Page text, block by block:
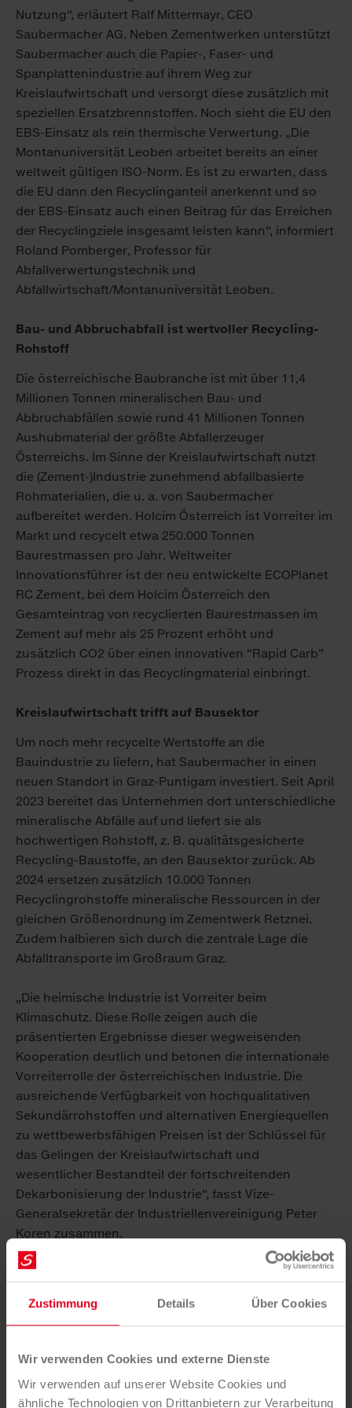
Zustimmung Details Über Cookies
Wir verwenden Cookies und externe Dienste
Wir verwenden auf unserer Website Cookies und
ähnliche Technologien von Drittanbietern zur Verarbeitung
Nutzung“, erläutert Ralf Mittermayr, CEO
Saubermacher AG. Neben Zementwerken unterstützt
Saubermacher auch die Papier-, Faser- und
Spanplattenindustrie auf ihrem Weg zur
Kreislaufwirtschaft und versorgt diese zusätzlich mit
speziellen Ersatzbrennstoffen. Noch sieht die EU den
EBS-Einsatz als rein thermische Verwertung. „Die
Montanuniversität Leoben arbeitet bereits an einer
weltweit gültigen ISO-Norm. Es ist zu erwarten, dass
die EU dann den Recyclinganteil anerkennt und so
der EBS-Einsatz auch einen Beitrag für das Erreichen
der Recyclingziele insgesamt leisten kann“, informiert
Roland Pomberger, Professor für
Abfallverwertungstechnik und
Abfallwirtschaft/Montanuniversität Leoben.
Bau- und Abbruchabfall ist wertvoller Recycling-
Rohstoff
Die österreichische Baubranche ist mit über 11,4
Millionen Tonnen mineralischen Bau- und
Abbruchabfällen sowie rund 41 Millionen Tonnen
Aushubmaterial der größte Abfallerzeuger
Österreichs. Im Sinne der Kreislaufwirtschaft nutzt
die (Zement-)Industrie zunehmend abfallbasierte
Rohmaterialien, die u. a. von Saubermacher
aufbereitet werden. Holcim Österreich ist Vorreiter im
Markt und recycelt etwa 250.000 Tonnen
Baurestmassen pro Jahr. Weltweiter
Innovationsführer ist der neu entwickelte ECOPlanet
RC Zement, bei dem Holcim Österreich den
Gesamteintrag von recyclierten Baurestmassen im
Zement auf mehr als 25 Prozent erhöht und
zusätzlich CO2 über einen innovativen “Rapid Carb”
Prozess direkt in das Recyclingmaterial einbringt.
Kreislaufwirtschaft trifft auf Bausektor
Um noch mehr recycelte Wertstoffe an die
Bauindustrie zu liefern, hat Saubermacher in einen
neuen Standort in Graz-Puntigam investiert. Seit April
2023 bereitet das Unternehmen dort unterschiedliche
mineralische Abfälle auf und liefert sie als
hochwertigen Rohstoff, z. B. qualitätsgesicherte
Recycling-Baustoffe, an den Bausektor zurück. Ab
2024 ersetzen zusätzlich 10.000 Tonnen
Recyclingrohstoffe mineralische Ressourcen in der
gleichen Größenordnung im Zementwerk Retznei.
Zudem halbieren sich durch die zentrale Lage die
Abfalltransporte im Großraum Graz.
„Die heimische Industrie ist Vorreiter beim
Klimaschutz. Diese Rolle zeigen auch die
präsentierten Ergebnisse dieser wegweisenden
Kooperation deutlich und betonen die internationale
Vorreiterrolle der österreichischen Industrie. Die
ausreichende Verfügbarkeit von hochqualitativen
Sekundärrohstoffen und alternativen Energiequellen
zu wettbewerbsfähigen Preisen ist der Schlüssel für
das Gelingen der Kreislaufwirtschaft und
wesentlicher Bestandteil der fortschreitenden
Dekarbonisierung der Industrie“, fasst Vize-
Generalsekretär der Industriellenvereinigung Peter
Koren zusammen.
Weitere Informationen unter
[1]Berechnung gemäß CUTEC Studie 2016 bzw.
Montanuni Leoben
[2]Berechnung gemäß CUTEC Institut bzw.
[3]Berechnung gemäß Montanuniversität Leoben auf